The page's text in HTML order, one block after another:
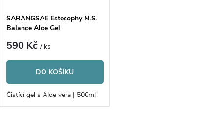
p
r
o
d
s
p
r
o
d
SARANGSAE Estesophy M.S.
Balance Aloe Gel
590 Kč/ ks
DO KOŠÍKU
Čistící gel s Aloe vera | 500ml